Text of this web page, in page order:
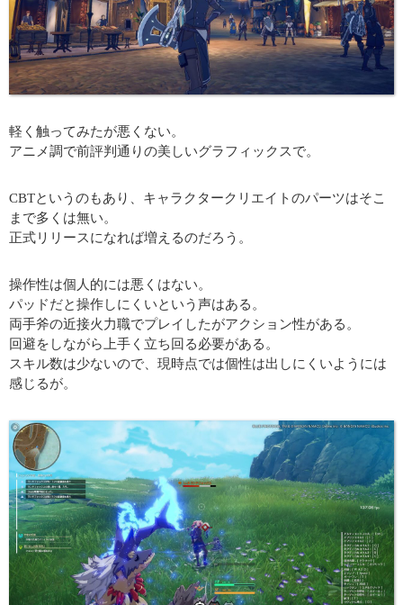
軽く触ってみたが悪くない。
アニメ調で前評判通りの美しいグラフィックスで。
CBTというのもあり、キャラクタークリエイトのパーツはそこ
まで多くは無い。
正式リリースになれば増えるのだろう。
操作性は個人的には悪くはない。
パッドだと操作しにくいという声はある。
両手斧の近接火力職でプレイしたがアクション性がある。
回避をしながら上手く立ち回る必要がある。
スキル数は少ないので、現時点では個性は出しにくいようには
感じるが。